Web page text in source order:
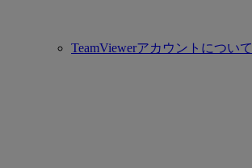
TeamViewerアカウントについて